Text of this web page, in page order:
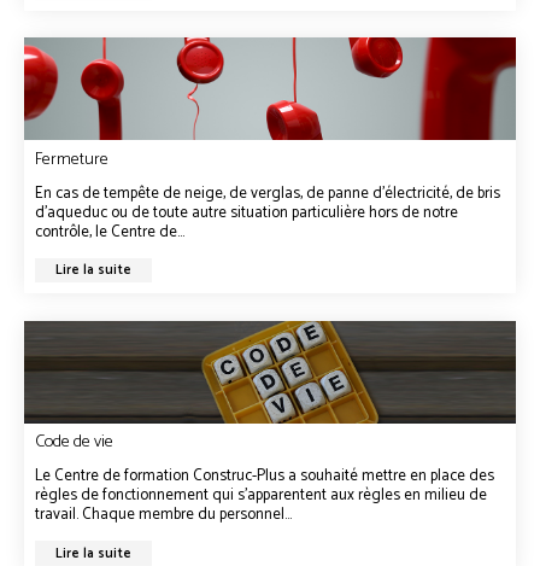
Fermeture
En cas de tempête de neige, de verglas, de panne d’électricité, de bris
d’aqueduc ou de toute autre situation particulière hors de notre
contrôle, le Centre de...
Lire la suite
Code de vie
Le Centre de formation Construc-Plus a souhaité mettre en place des
règles de fonctionnement qui s’apparentent aux règles en milieu de
travail. Chaque membre du personnel...
Lire la suite